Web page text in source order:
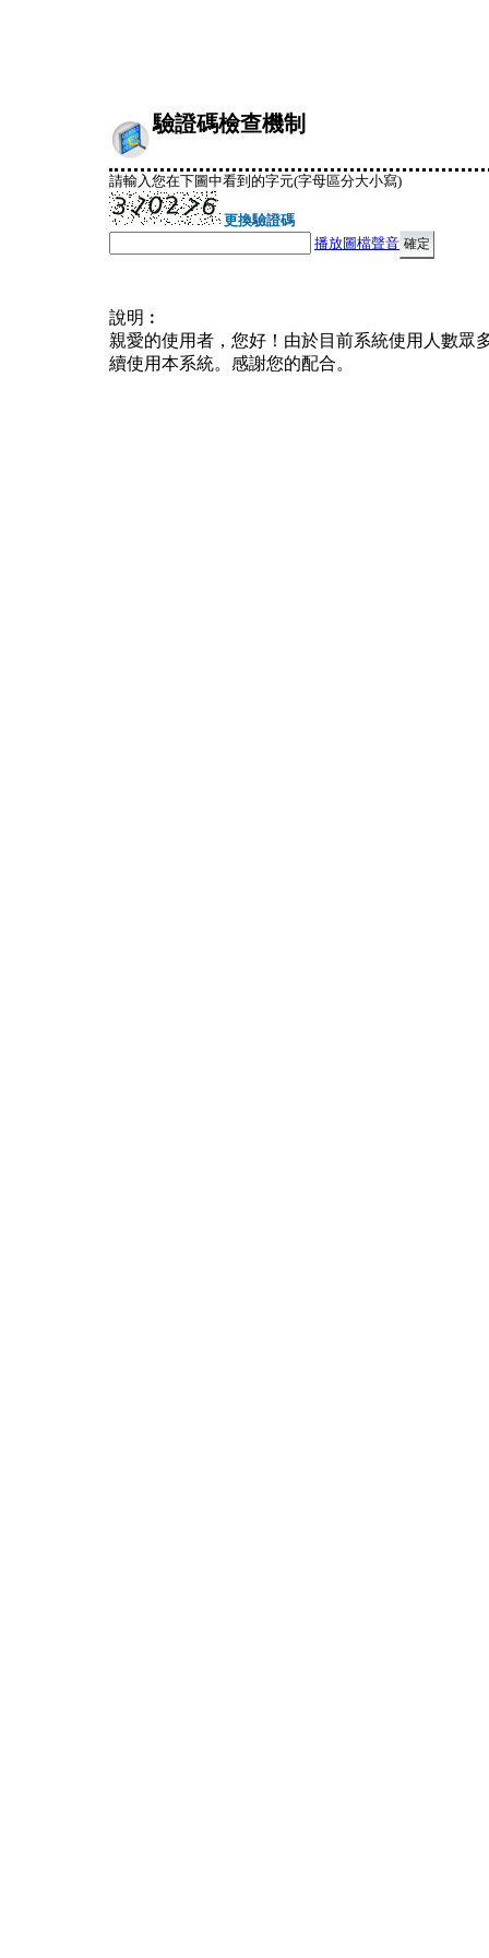
驗證碼檢查機制
請輸入您在下圖中看到的字元(字母區分大小寫)
更換驗證碼
播放圖檔聲音
說明︰
親愛的使用者，您好！由於目前系統使用人數眾
續使用本系統。感謝您的配合。